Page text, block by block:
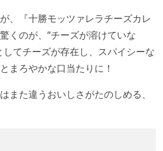
、『十勝モッツァレラチーズカレ
くのが、“チーズが溶けていな
してチーズが存在し、スパイシーな
まろやかな口当たりに！
また違うおいしさがたのしめる、